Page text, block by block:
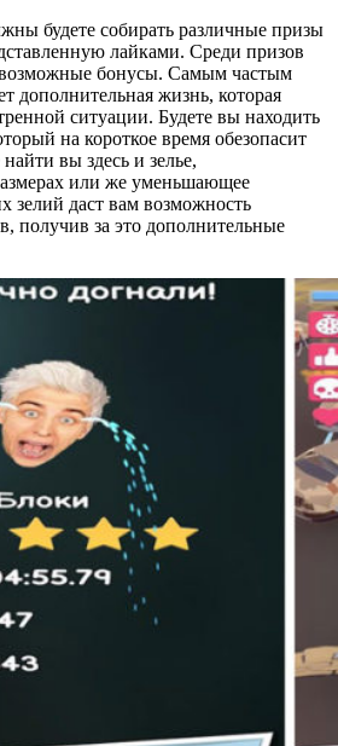
будете собирать различные призы
лайками. Среди призов
бонусы. Самым частым
дополнительная жизнь, которая
ситуации. Будете вы находить
на короткое время обезопасит
вы здесь и зелье,
или же уменьшающее
зелий даст вам возможность
получив за это дополнительные